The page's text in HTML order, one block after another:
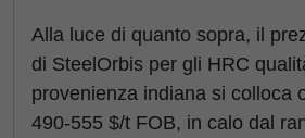
Alla luce di quanto sopra, il
di SteelOrbis per gli HRC
provenienza indiana si colloca
490-555 $/t FOB, in calo dal